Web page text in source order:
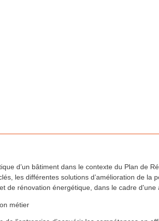
d’un bâtiment dans le contexte du Plan de
les différentes solutions d’amélioration de la
de rénovation énergétique, dans le cadre
métier